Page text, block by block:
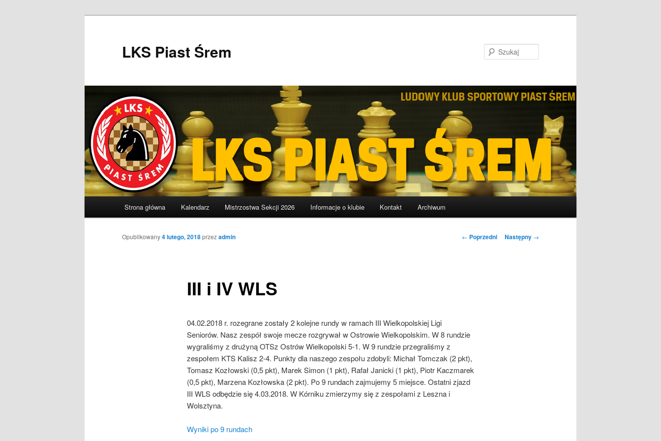
LKS Piast Śrem
Strona główna Kalendarz Mistrzostwa Sekcji 2026 Informacje o klubie Kontakt Archiwum
Nawigacja
← Poprzedni Następny →
III i IV WLS
Opublikowany4 lutego, 2018przezadmin
04.02.2018 r. rozegrane zostały 2 kolejne rundy w ramach III Wielkopolskiej Ligi
Seniorów. Nasz zespół swoje mecze rozgrywał w Ostrowie Wielkopolskim. W 8 rundzie
wygraliśmy z drużyną OTSz Ostrów Wielkopolski 5-1. W 9 rundzie przegraliśmy z
zespołem KTS Kalisz 2-4. Punkty dla naszego zespołu zdobyli: Michał Tomczak (2 pkt),
Tomasz Kozłowski (0,5 pkt), Marek Simon (1 pkt), Rafał Janicki (1 pkt), Piotr Kaczmarek
(0,5 pkt), Marzena Kozłowska (2 pkt). Po 9 rundach zajmujemy 5 miejsce. Ostatni zjazd
III WLS odbędzie się 4.03.2018. W Kórniku zmierzymy się z zespołami z Leszna i
Wolsztyna.
Wyniki po 9 rundach